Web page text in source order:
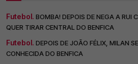
Futebol. BOMBA! DEPOIS DE NEGA A RUI
QUER TIRAR CENTRAL DO BENFICA
Futebol. DEPOIS DE JOÃO FÉLIX, MILAN
CONHECIDA DO BENFICA